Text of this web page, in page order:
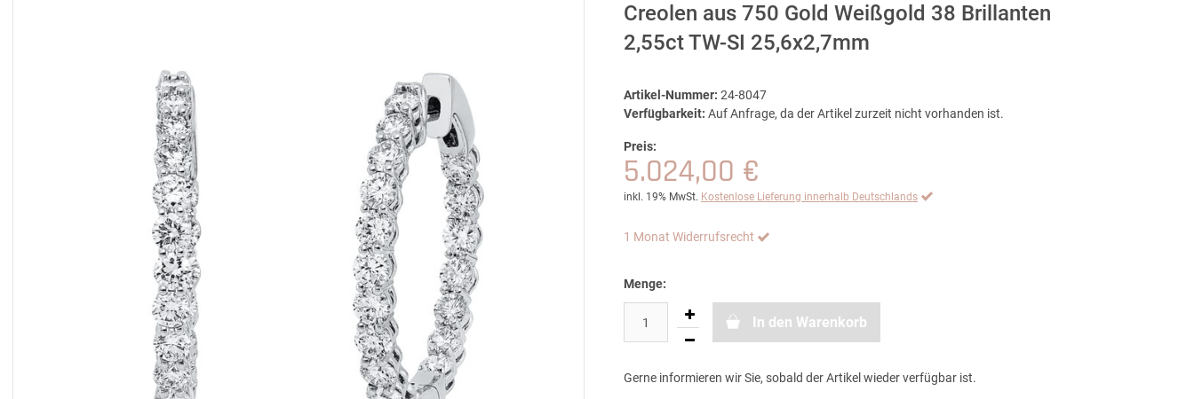
Creolen aus 750 Gold Weißgold 38 Brillanten
2,55ct TW-SI 25,6x2,7mm
Artikel-Nummer: 24-8047
Verfügbarkeit: Auf Anfrage, da der Artikel zurzeit nicht vorhanden ist.
Preis:
5.024,00 €
inkl. 19% MwSt. Kostenlose Lieferung innerhalb Deutschlands
1 Monat Widerrufsrecht
Menge:
In den Warenkorb
Gerne informieren wir Sie, sobald der Artikel wieder verfügbar ist.